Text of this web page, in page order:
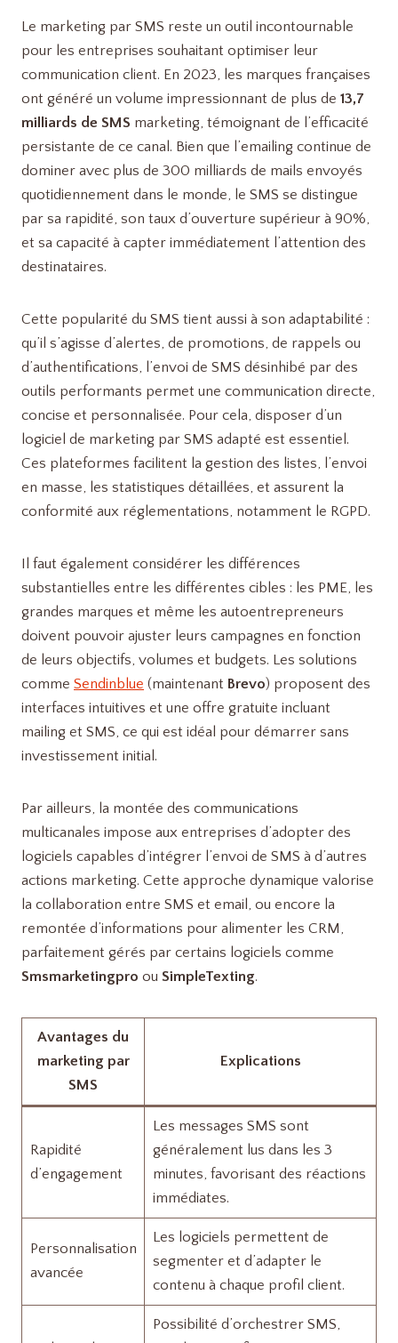
Le marketing par SMS reste un outil incontournable
pour les entreprises souhaitant optimiser leur
communication client. En 2023, les marques françaises
ont généré un volume impressionnant de plus de 13,7
milliards de SMS marketing, témoignant de l’efficacité
persistante de ce canal. Bien que l’emailing continue de
dominer avec plus de 300 milliards de mails envoyés
quotidiennement dans le monde, le SMS se distingue
par sa rapidité, son taux d’ouverture supérieur à 90%,
et sa capacité à capter immédiatement l’attention des
destinataires.
Cette popularité du SMS tient aussi à son adaptabilité :
qu’il s’agisse d’alertes, de promotions, de rappels ou
d’authentifications, l’envoi de SMS désinhibé par des
outils performants permet une communication directe,
concise et personnalisée. Pour cela, disposer d’un
logiciel de marketing par SMS adapté est essentiel.
Ces plateformes facilitent la gestion des listes, l’envoi
en masse, les statistiques détaillées, et assurent la
conformité aux réglementations, notamment le RGPD.
Il faut également considérer les différences
substantielles entre les différentes cibles : les PME, les
grandes marques et même les autoentrepreneurs
doivent pouvoir ajuster leurs campagnes en fonction
de leurs objectifs, volumes et budgets. Les solutions
comme Sendinblue (maintenant Brevo) proposent des
interfaces intuitives et une offre gratuite incluant
mailing et SMS, ce qui est idéal pour démarrer sans
investissement initial.
Par ailleurs, la montée des communications
multicanales impose aux entreprises d’adopter des
logiciels capables d’intégrer l’envoi de SMS à d’autres
actions marketing. Cette approche dynamique valorise
la collaboration entre SMS et email, ou encore la
remontée d’informations pour alimenter les CRM,
parfaitement gérés par certains logiciels comme
Smsmarketingpro ou SimpleTexting.
Avantages du
marketing par
SMS
Explications
Rapidité
d’engagement
Les messages SMS sont
généralement lus dans les 3
minutes, favorisant des réactions
immédiates.
Personnalisation
avancée
Les logiciels permettent de
segmenter et d’adapter le
contenu à chaque profil client.
Possibilité d’orchestrer SMS,